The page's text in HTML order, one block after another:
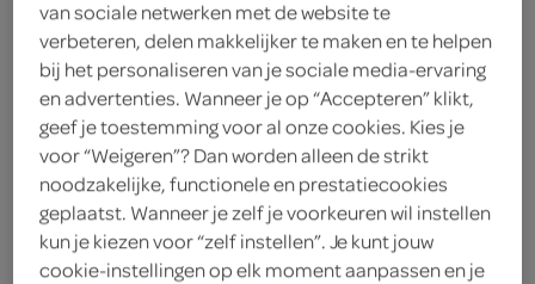
2 lente-/bosuitjes
100 gram Griekse yoghurt
6 kipdijfilets
3 teentjes knoflook
1 broccoli (500 g)
van sociale netwerken met de website te
verbeteren, delen makkelijker te maken en te helpen
bij het personaliseren van je sociale media-ervaring
en advertenties. Wanneer je op “Accepteren” klikt,
geef je toestemming voor al onze cookies. Kies je
voor “Weigeren”? Dan worden alleen de strikt
noodzakelijke, functionele en prestatiecookies
geplaatst. Wanneer je zelf je voorkeuren wil instellen
kun je kiezen voor “zelf instellen”. Je kunt jouw
cookie-instellingen op elk moment aanpassen en je